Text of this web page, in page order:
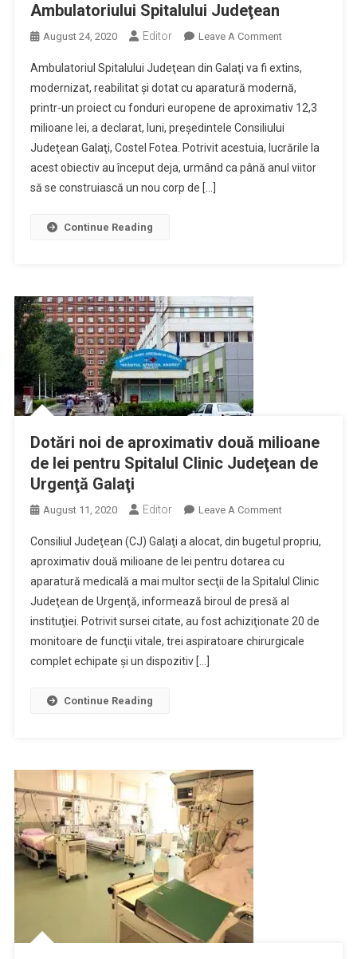
Ambulatoriului Spitalului Judeţean
August 24, 2020 Editor Leave A CommentOn
De
Peste
12
Milioane
Lei
Pentru
Ambulatoriul Spitalului Judeţean din Galaţi va fi extins,
modernizat, reabilitat şi dotat cu aparatură modernă,
printr-un proiect cu fonduri europene de aproximativ 12,3
milioane lei, a declarat, luni, preşedintele Consiliului
Judeţean Galaţi, Costel Fotea. Potrivit acestuia, lucrările la
acest obiectiv au început deja, urmând ca până anul viitor
să se construiască un nou corp de […]
Continue Reading
Dotări noi de aproximativ două milioane
de lei pentru Spitalul Clinic Judeţean de
Urgenţă Galaţi
August 11, 2020 Editor Leave A CommentOn
Noi
De
Aproximativ
Două
Milioane
De
Consiliul Judeţean (CJ) Galaţi a alocat, din bugetul propriu,
aproximativ două milioane de lei pentru dotarea cu
aparatură medicală a mai multor secţii de la Spitalul Clinic
Judeţean de Urgenţă, informează biroul de presă al
instituţiei. Potrivit sursei citate, au fost achiziţionate 20 de
monitoare de funcţii vitale, trei aspiratoare chirurgicale
complet echipate şi un dispozitiv […]
Continue Reading